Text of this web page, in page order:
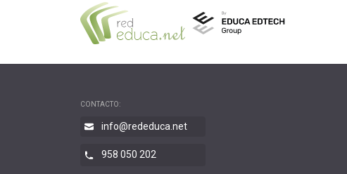
CONTACTO:
info@rededuca.net
958 050 202